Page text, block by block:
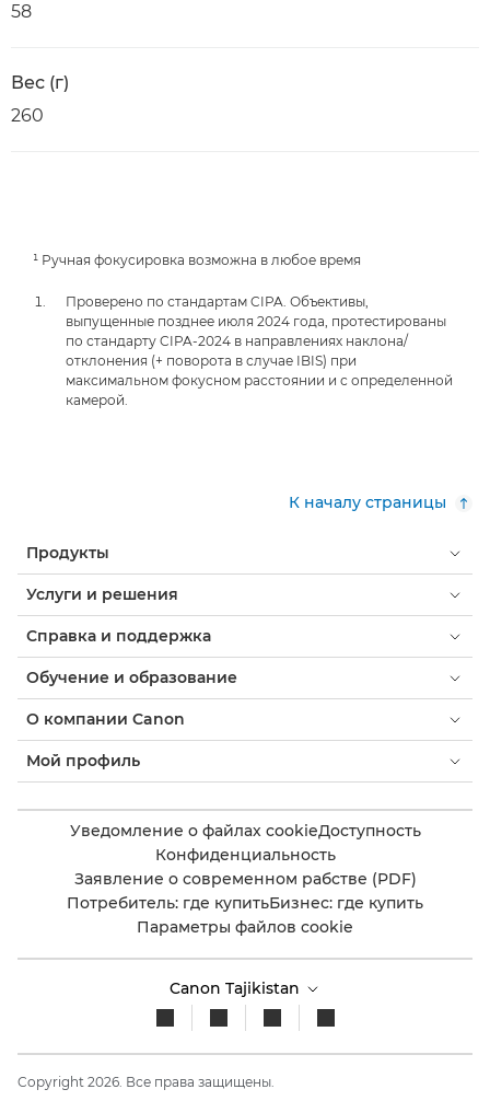
58
Вес (г)
260
¹ Ручная фокусировка возможна в любое время
Проверено по стандартам CIPA. Объективы,
выпущенные позднее июля 2024 года, протестированы
по стандарту CIPA-2024 в направлениях наклона/
отклонения (+ поворота в случае IBIS) при
максимальном фокусном расстоянии и с определенной
камерой.
К началу страницы
Продукты
Услуги и решения
Справка и поддержка
Обучение и образование
О компании Canon
Мой профиль
Уведомление о файлах cookieДоступность
Конфиденциальность
Заявление о современном рабстве (PDF)
Потребитель: где купитьБизнес: где купить
Параметры файлов cookie
Canon Tajikistan
Copyright 2026. Все права защищены.